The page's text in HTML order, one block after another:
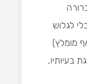
לגלוש
מומלץ)
בעיותיו,